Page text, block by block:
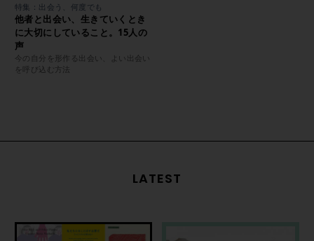
特集：出会う、何度でも
他者と出会い、生きていくとき
に大切にしていること。15人の
声
今の自分を形作る出会い、よい出会い
を呼び込む方法
LATEST